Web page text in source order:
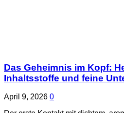
Das Geheimnis im Kopf:
Inhaltsstoffe und feine
April 9, 2026 0